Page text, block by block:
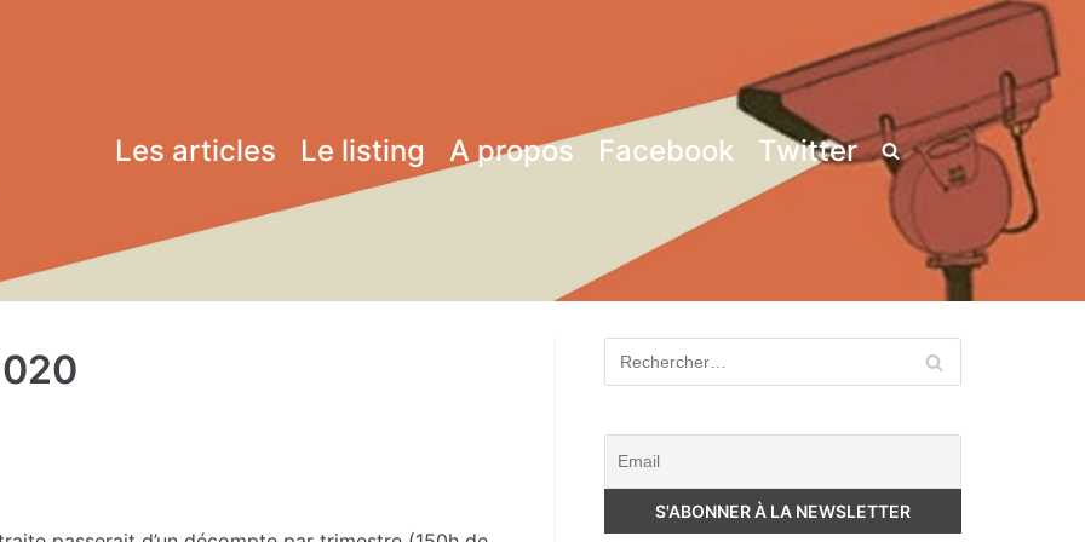
Les articles Le listing A propos Facebook Twitter